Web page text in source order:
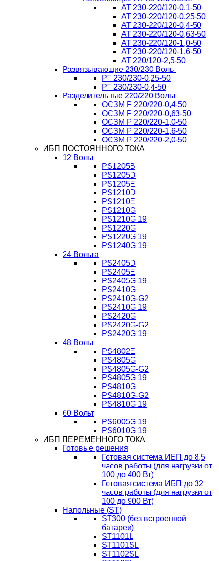
AT 230-220/120-0,1-50
AT 230-220/120-0,25-50
AT 230-220/120-0,4-50
AT 230-220/120-0,63-50
AT 230-220/120-1,0-50
AT 230-220/120-1,6-50
AT 220/120-2,5-50
Развязывающие 230/230 Вольт
РТ 230/230-0,25-50
РТ 230/230-0,4-50
Разделительные 220/220 Вольт
ОСЗМ Р 220/220-0,4-50
ОСЗМ Р 220/220-0,63-50
ОСЗМ Р 220/220-1,0-50
ОСЗМ Р 220/220-1,6-50
ОСЗМ Р 220/220-2,0-50
ИБП ПОСТОЯННОГО ТОКА
12 Вольт
PS1205B
PS1205D
PS1205E
PS1210D
PS1210E
PS1210G
PS1210G 19
PS1220G
PS1220G 19
PS1240G 19
24 Вольта
PS2405D
PS2405E
PS2405G 19
PS2410G
PS2410G-G2
PS2410G 19
PS2420G
PS2420G-G2
PS2420G 19
48 Вольт
PS4802E
PS4805G
PS4805G-G2
PS4805G 19
PS4810G
PS4810G-G2
PS4810G 19
60 Вольт
PS6005G 19
PS6010G 19
ИБП ПЕРЕМЕННОГО ТОКА
Готовые решения
Готовая система ИБП до 8,5
часов работы (для нагрузки от
100 до 400 Вт)
Готовая система ИБП до 32
часов работы (для нагрузки от
100 до 900 Вт)
Напольные (ST)
ST300 (без встроенной
батареи)
ST1101L
ST1101SL
ST1102SL